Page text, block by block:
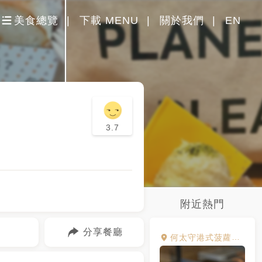
美食總覽 下載 MENU 關於我們 EN
附近熱門
何太守港式菠蘿包專賣店
3.7
分享餐廳